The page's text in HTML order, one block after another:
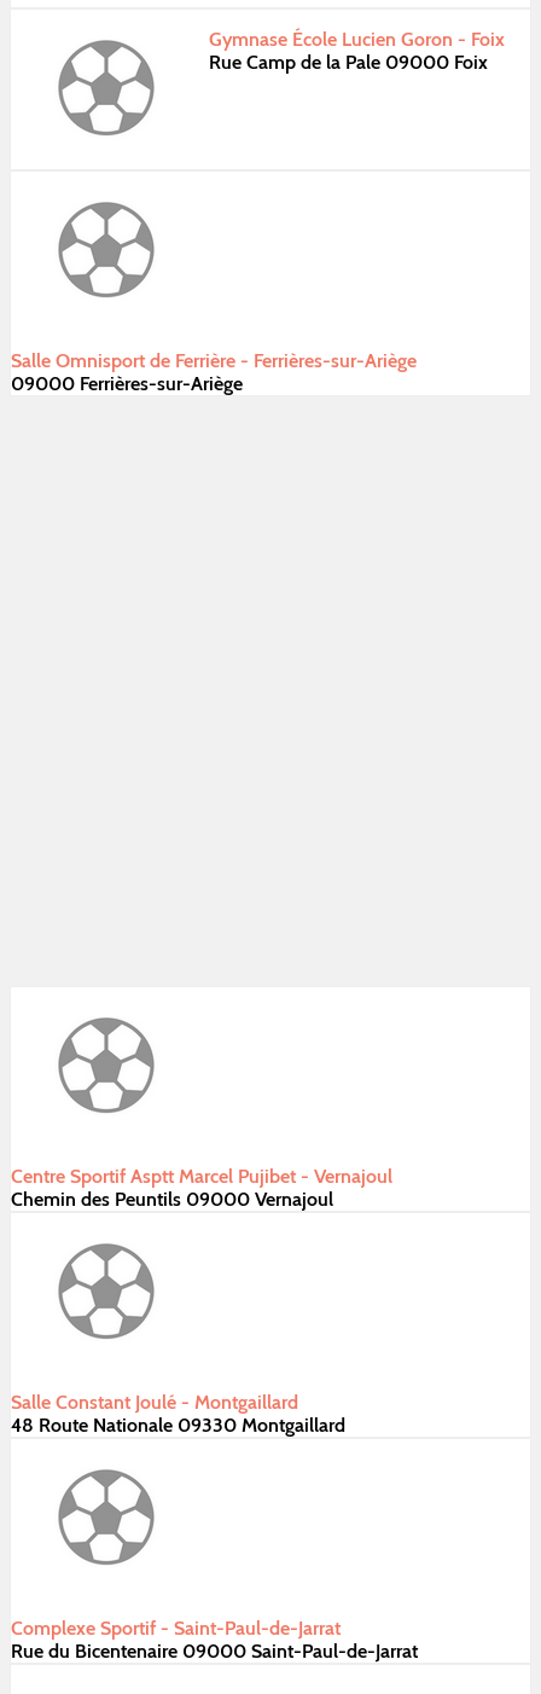
Gymnase École Lucien Goron - Foix
Rue Camp de la Pale 09000 Foix
Salle Omnisport de Ferrière - Ferrières-sur-Ariège
09000 Ferrières-sur-Ariège
Centre Sportif Asptt Marcel Pujibet - Vernajoul
Chemin des Peuntils 09000 Vernajoul
Salle Constant Joulé - Montgaillard
48 Route Nationale 09330 Montgaillard
Complexe Sportif - Saint-Paul-de-Jarrat
Rue du Bicentenaire 09000 Saint-Paul-de-Jarrat